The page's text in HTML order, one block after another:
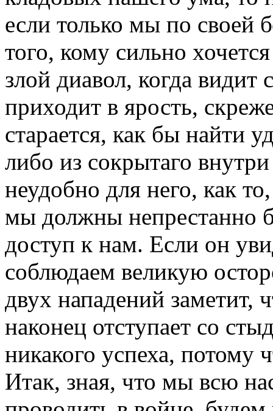
если только мы по своей
того, кому сильно
злой диавол, когда видит
приходит в ярость,
старается, как бы найти
либо из сокрытаго
неудобно для него, как
мы должны непрестанно
доступ к нам. Если он
соблюдаем великую
двух нападений заметит,
наконец отступает со
никакого успеха,
Итак, зная, что мы всю